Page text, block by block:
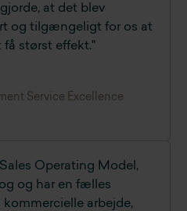
at det blev
og tilgængeligt for os at
størst effekt."
Service Excellence
Operating Model,
og har en fælles
arbejde,